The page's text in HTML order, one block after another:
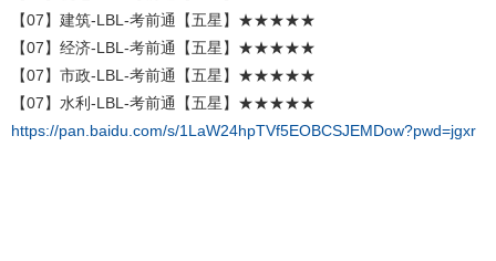
【07】建筑-LBL-考前通【五星】★★★★★
【07】经济-LBL-考前通【五星】★★★★★
【07】市政-LBL-考前通【五星】★★★★★
【07】水利-LBL-考前通【五星】★★★★★
https://pan.baidu.com/s/1LaW24hpTVf5EOBCSJEMDow?pwd=jgxr